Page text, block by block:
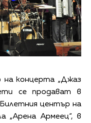
концерта „Джаз
се продават в
център на
„Арена Армеец“, в